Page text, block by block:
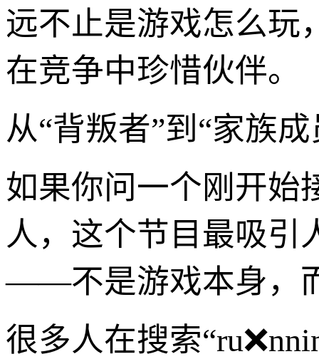
远不止是游戏怎么玩
在竞争中珍惜伙伴。
从“背叛者”到“家族
如果你问一个刚开始
人，这个节目最吸引
——不是游戏本身，
很多人在搜索